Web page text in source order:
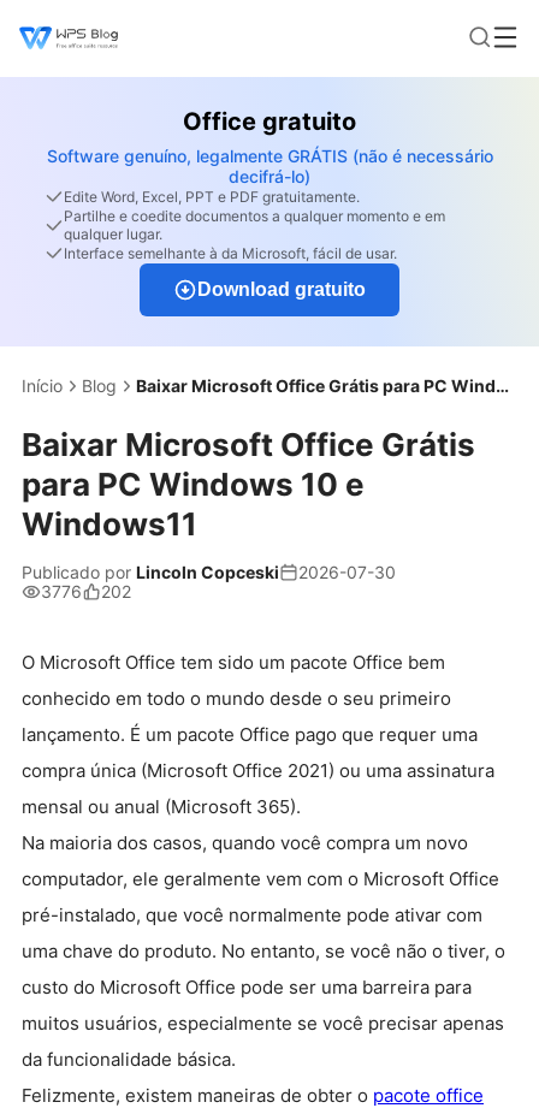
Office gratuito
Software genuíno, legalmente GRÁTIS (não é necessário
decifrá-lo)
Edite Word, Excel, PPT e PDF gratuitamente.
Partilhe e coedite documentos a qualquer momento e em
qualquer lugar.
Interface semelhante à da Microsoft, fácil de usar.
Download gratuito
Início Blog Baixar Microsoft Office Grátis para PC Windows 10 e Windows11
Baixar Microsoft Office Grátis
para PC Windows 10 e
Windows11
Publicado por Lincoln Copceski
2026-07-30
3776
202
O Microsoft Office tem sido um pacote Office bem
conhecido em todo o mundo desde o seu primeiro
lançamento. É um pacote Office pago que requer uma
compra única (Microsoft Office 2021) ou uma assinatura
mensal ou anual (Microsoft 365).
Na maioria dos casos, quando você compra um novo
computador, ele geralmente vem com o Microsoft Office
pré-instalado, que você normalmente pode ativar com
uma chave do produto. No entanto, se você não o tiver, o
custo do Microsoft Office pode ser uma barreira para
muitos usuários, especialmente se você precisar apenas
da funcionalidade básica.
Felizmente, existem maneiras de obter o pacote office